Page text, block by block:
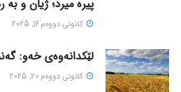
پیره میرد؛ ژیان و
كانونی دووه‌م 16, 2025
لێکدانەوەی خەو:
كانونی دووه‌م 20, 2025